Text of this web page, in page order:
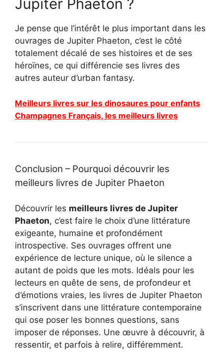
Jupiter Phaeton ?
Je pense que l’intérêt le plus important dans les
ouvrages de Jupiter Phaeton, c’est le côté
totalement décalé de ses histoires et de ses
héroïnes, ce qui différencie ses livres des
autres auteur d’urban fantasy.
Meilleurs livres sur les dinosaures pour enfants
Champagnes Français, les meilleurs livres
Conclusion – Pourquoi découvrir les
meilleurs livres de Jupiter Phaeton
Découvrir les meilleurs livres de Jupiter
Phaeton, c’est faire le choix d’une littérature
exigeante, humaine et profondément
introspective. Ses ouvrages offrent une
expérience de lecture unique, où le silence a
autant de poids que les mots. Idéals pour les
lecteurs en quête de sens, de profondeur et
d’émotions vraies, les livres de Jupiter Phaeton
s’inscrivent dans une littérature contemporaine
qui ose poser les bonnes questions, sans
imposer de réponses. Une œuvre à découvrir, à
ressentir, et parfois à relire, différemment.